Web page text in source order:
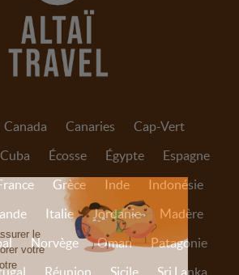
Canada Canaries
Cap-Vert
Cuba Écosse Égypte
Espagne
Grèce Inde
Indonésie
Italie Jordanie
Madère
Norvège Oman
Patagonie
Réunion Sicile Sri Lanka